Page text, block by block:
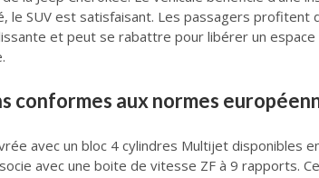
le SUV est satisfaisant. Les passagers profitent
et peut se rabattre pour libérer un
conformes aux normes
avec un bloc 4 cylindres Multijet disponibles
avec une boite de vitesse ZF à 9 rapports.